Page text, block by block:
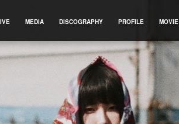
MEDIA DISCOGRAPHY PROFILE MOVIE